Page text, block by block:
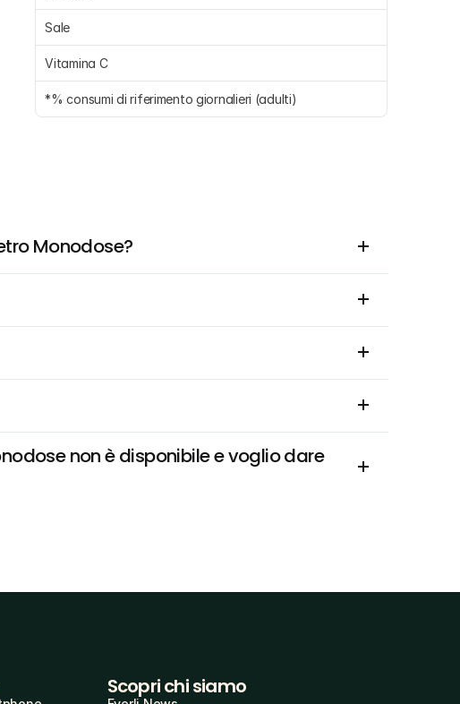
Sale
Vitamina C
*% consumi di riferimento giornalieri (adulti)
Monodose?
non è disponibile e voglio dare
Scopri chi siamo